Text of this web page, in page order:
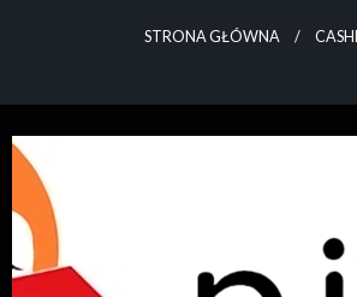
STRONA GŁÓWNA